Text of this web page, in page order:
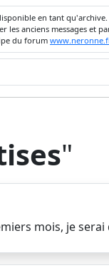
en tant
anciens messages et
du forum
"
mois, je